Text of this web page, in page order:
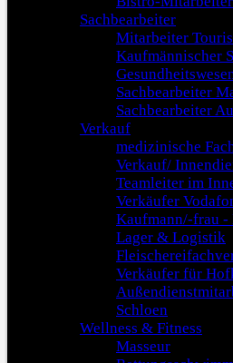
Sachbearbeiter
Mitarbeiter
Kaufmännischer
Sachbearbeiter
Sachbearbeiter
Verkauf
medizinische
Verkauf/
Teamleiter im
Verkäufer
Kaufmann/-frau -
Lager & Logistik
Verkäufer für
Schloen
Wellness & Fitness
Masseur